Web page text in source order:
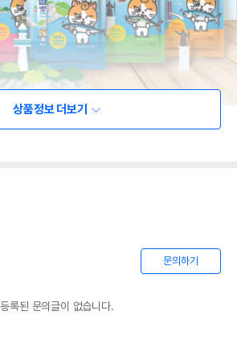
상품정보 더보기
문의하기
등록된 문의글이 없습니다.